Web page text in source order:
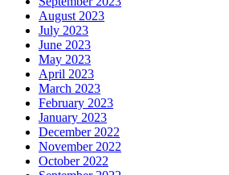
August 2023
July 2023
June 2023
May 2023
April 2023
March 2023
February 2023
January 2023
December 2022
November 2022
October 2022